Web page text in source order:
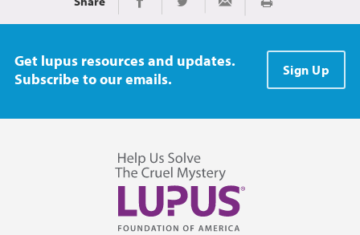
Share on Facebook
Share on TwitterShare via EmailImprimir
Get lupus resources and updates.
Subscribe to our emails.
Sign Up